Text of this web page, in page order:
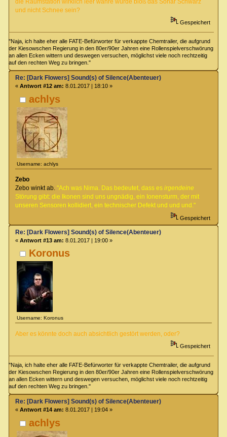
die Raumstation wirklich leer währe würde bloß das Sonar Schwarz
und nicht Schnee sein?
Gespeichert
"Naja, ich halte eher alle FATE-Befürworter für verkappte Chemtrailer, die aufgrund
der Kiesowschen Regierung in den 80er/90er Jahren eine Rollenspielverschwörung
an allen Ecken wittern und deswegen versuchen, möglichst viele noch rechtzeitig
auf den rechten Weg zu bringen."
achlys
Username: achlys
Re: [Dark Flowers] Sound(s) of Silence(Abenteuer)
« Antwort #12 am: 8.01.2017 | 18:10 »
Zebo
Zebo winkt ab. "Ach was Nima. Das bedeutet, dass es irgendeine
Störung gibt: die Ikonen sind uns ungnädig, ein Ionensturm, der mit
unseren Sensoren kollidiert, ein technischer Defekt und und und."
Gespeichert
Koronus
Username: Koronus
Re: [Dark Flowers] Sound(s) of Silence(Abenteuer)
« Antwort #13 am: 8.01.2017 | 19:00 »
Aber es könnte doch auch absichtlich gestört werden, oder?
Gespeichert
"Naja, ich halte eher alle FATE-Befürworter für verkappte Chemtrailer, die aufgrund
der Kiesowschen Regierung in den 80er/90er Jahren eine Rollenspielverschwörung
an allen Ecken wittern und deswegen versuchen, möglichst viele noch rechtzeitig
auf den rechten Weg zu bringen."
achlys
Re: [Dark Flowers] Sound(s) of Silence(Abenteuer)
« Antwort #14 am: 8.01.2017 | 19:04 »